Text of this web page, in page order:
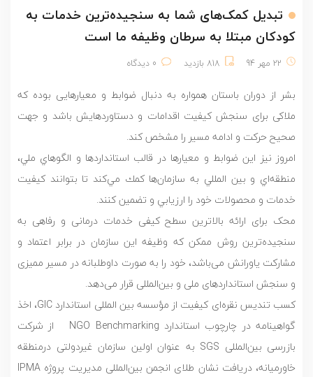
تبدیل کمک‌های شما به سنجیده‌ترین خدمات به
کودکان مبتلا به سرطان وظیفه ما است
22 مهر 94 818 بازدید 0 دیدگاه
بشر از دوران باستان همواره به دنبال ضوابط و معیارهایی بوده که
ملاکی برای سنجش کیفیت اقدامات و دستاوردهایش باشد و جهت
صحيح حرکت و ادامه مسیر را مشخص کند.
امروز نیز این ضوابط و معیارها در قالب استانداردها و الگوهاي ملي،
منطقه‌اي و بين المللي به سازمان‌ها كمك مي‌كند تا بتوانند كيفيت
خدمات و محصولات خود را ارزيابي و تضمين كنند.
محک برای ارائه بالاترین سطح کیفی خدمات درمانی و رفاهی به
سنجیده‌ترین روش ممکن که وظیفه این سازمان در برابر اعتماد و
مشارکت یاورانش می‌باشد، خود را به صورت داوطلبانه در مسیر ممیزی
و سنجش استانداردهای ملی و بین‌المللی قرار می‌دهد.
کسب تندیس نقره‌ای کیفیت از مؤسسه بین المللی استاندارد GIC، اخذ
گواهينامه در چارچوب استاندارد NGO Benchmarking از شرکت
بازرسی بین‌المللی SGS به عنوان اولین سازمان غیردولتی درمنطقه
خاورمیانه، دریافت نشان طلای انجمن بین‌المللی مدیریت پروژه IPMA